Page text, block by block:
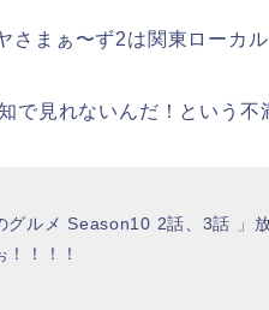
さまぁ〜ず2は関東ローカ
で見れないんだ！という不
グルメ Season10 2話、3話 」
！！！